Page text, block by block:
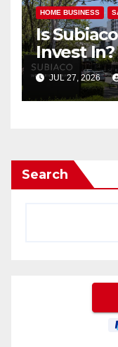
HOME BUSINESS
Is
Invest
JUL 27, 2026
Search